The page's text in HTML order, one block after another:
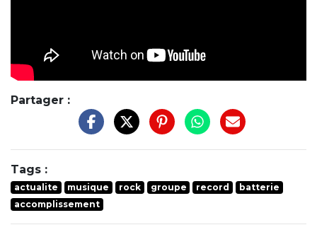
Partager :
Tags :
actualite musique rock groupe record
batterie
accomplissement